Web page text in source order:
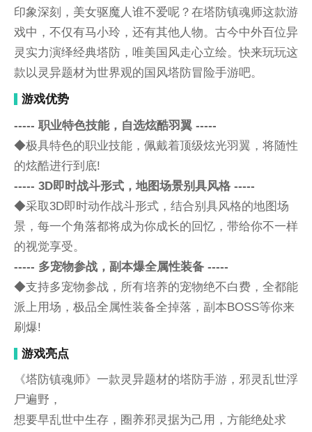
印象深刻，美女驱魔人谁不爱呢？在塔防镇魂师这款游
戏中，不仅有马小玲，还有其他人物。古今中外百位异
灵实力演绎经典塔防，唯美国风走心立绘。快来玩玩这
款以灵异题材为世界观的国风塔防冒险手游吧。
游戏优势
----- 职业特色技能，自选炫酷羽翼 -----
◆极具特色的职业技能，佩戴着顶级炫光羽翼，将随性
的炫酷进行到底!
----- 3D即时战斗形式，地图场景别具风格 -----
◆采取3D即时动作战斗形式，结合别具风格的地图场
景，每一个角落都将成为你成长的回忆，带给你不一样
的视觉享受。
----- 多宠物参战，副本爆全属性装备 -----
◆支持多宠物参战，所有培养的宠物绝不白费，全都能
派上用场，极品全属性装备全掉落，副本BOSS等你来
刷爆!
游戏亮点
《塔防镇魂师》一款灵异题材的塔防手游，邪灵乱世浮
尸遍野，
想要早乱世中生存，圈养邪灵据为己用，方能绝处求